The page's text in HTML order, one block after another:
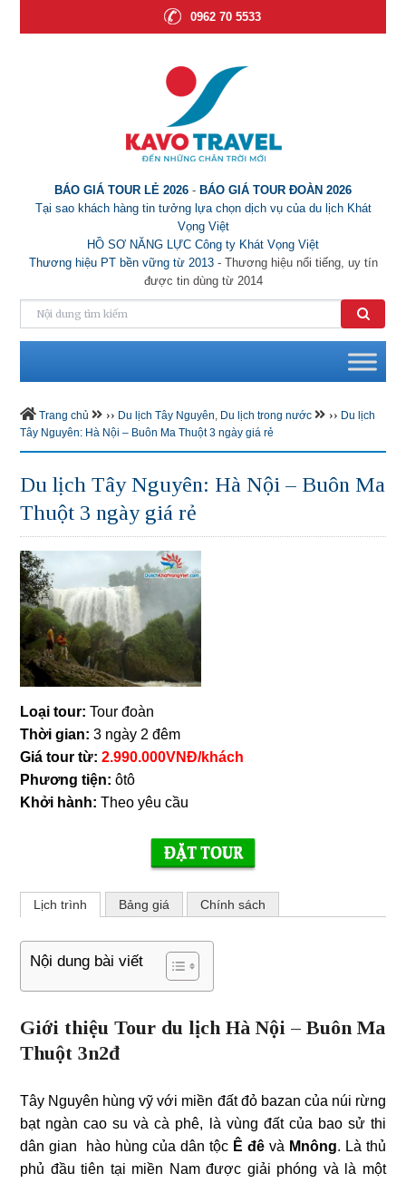
0962 70 5533
BÁO GIÁ TOUR LẺ 2026 - BÁO GIÁ TOUR ĐOÀN 2026
Tại sao khách hàng tin tưởng lựa chọn dịch vụ của du lịch Khát
Vọng Việt
HỒ SƠ NĂNG LỰC Công ty Khát Vọng Việt
Thương hiệu PT bền vững từ 2013- Thương hiệu nổi tiếng, uy tín
được tin dùng từ 2014
Trang chủ ›› Du lịch Tây Nguyên, Du lịch trong nước ›› Du lịch
Tây Nguyên: Hà Nội – Buôn Ma Thuột 3 ngày giá rẻ
Du lịch Tây Nguyên: Hà Nội – Buôn Ma
Thuột 3 ngày giá rẻ
Loại tour:Tour đoàn
Thời gian: 3 ngày 2 đêm
Giá tour từ: 2.990.000VNĐ/khách
Phương tiện:ôtô
Khởi hành:Theo yêu cầu
Lịch trình Bảng giá Chính sách
Nội dung bài viết
Giới thiệu Tour du lịch Hà Nội – Buôn Ma
Thuột 3n2đ
Tây Nguyên hùng vỹ với miền đất đỏ bazan của núi rừng
bạt ngàn cao su và cà phê, là vùng đất của bao sử thi
dân gian hào hùng của dân tộcÊ đêvà Mnông. Là thủ
phủ đầu tiên tại miền Nam được giải phóng và là một